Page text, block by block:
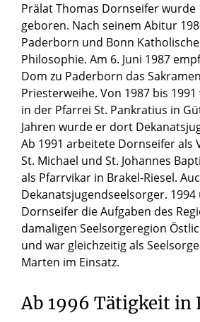
Prälat Thomas Dornseifer wurde
geboren. Nach seinem Abitur
Paderborn und Bonn
Philosophie. Am 6. Juni 1987
Dom zu Paderborn das
Priesterweihe. Von 1987 bis
in der Pfarrei St. Pankratius in
Jahren wurde er dort
Ab 1991 arbeitete Dornseifer als
St. Michael und St. Johannes
als Pfarrvikar in Brakel-Riesel.
Dekanatsjugendseelsorger.
Dornseifer die Aufgaben des
damaligen Seelsorgeregion
und war gleichzeitig als
Marten im Einsatz.
Ab 1996 Tätigkeit in